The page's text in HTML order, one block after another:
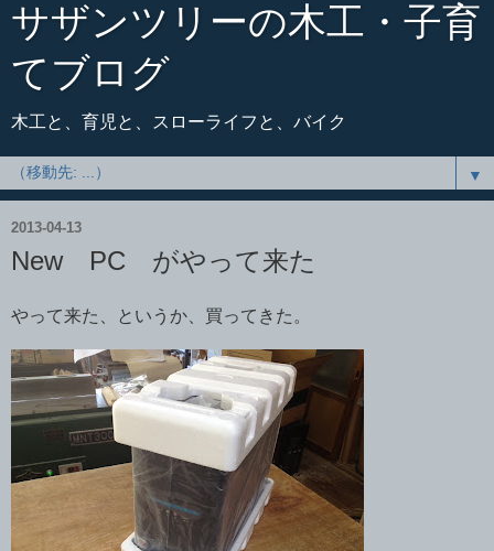
サザンツリーの木工・子育
てブログ
木工と、育児と、スローライフと、バイク
▼
2013-04-13
New PC がやって来た
やって来た、というか、買ってきた。